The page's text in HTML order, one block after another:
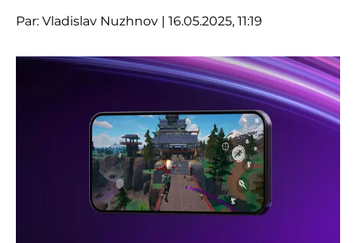
Par: Vladislav Nuzhnov | 16.05.2025, 11:19